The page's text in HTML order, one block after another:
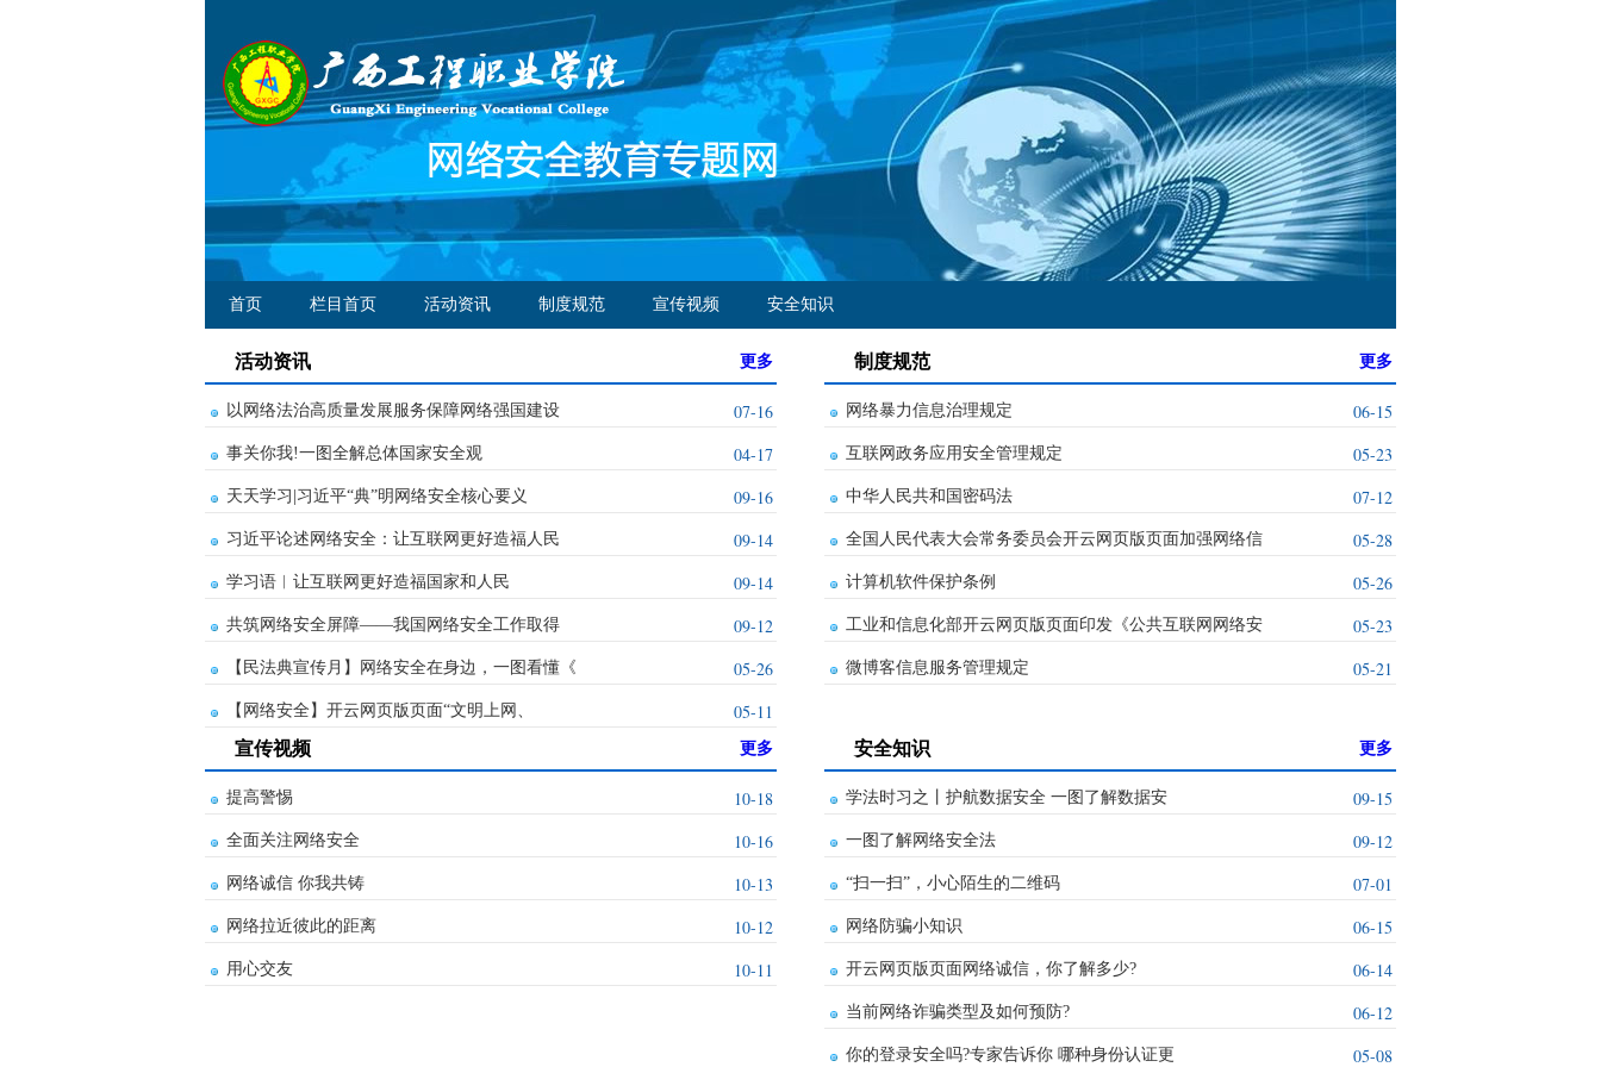
首页 栏目首页 活动资讯 制度规范 宣传视频 安全知识
活动资讯 更多
以网络法治高质量发展服务保障网络强国建设 07-16
事关你我!一图全解总体国家安全观 04-17
天天学习|习近平“典”明网络安全核心要义 09-16
习近平论述网络安全：让互联网更好造福人民 09-14
学习语︱让互联网更好造福国家和人民 09-14
共筑网络安全屏障——我国网络安全工作取得 09-12
【民法典宣传月】网络安全在身边，一图看懂《 05-26
【网络安全】开云网页版页面“文明上网、 05-11
制度规范 更多
网络暴力信息治理规定 06-15
互联网政务应用安全管理规定 05-23
中华人民共和国密码法 07-12
全国人民代表大会常务委员会开云网页版页面加强网络信 05-28
计算机软件保护条例 05-26
工业和信息化部开云网页版页面印发《公共互联网网络安 05-23
微博客信息服务管理规定 05-21
宣传视频 更多
提高警惕 10-18
全面关注网络安全 10-16
网络诚信 你我共铸 10-13
网络拉近彼此的距离 10-12
用心交友 10-11
安全知识 更多
学法时习之丨护航数据安全 一图了解数据安 09-15
一图了解网络安全法 09-12
“扫一扫”，小心陌生的二维码 07-01
网络防骗小知识 06-15
开云网页版页面网络诚信，你了解多少? 06-14
当前网络诈骗类型及如何预防? 06-12
你的登录安全吗?专家告诉你 哪种身份认证更 05-08